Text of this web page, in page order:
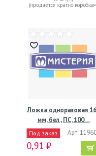
(продается кратно
Ложка одноразовая
мм, бел., ПС, 100…
Под заказ Арт:
0,91 ₽